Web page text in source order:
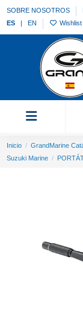
SOBRE NOSOTROS
ES
EN Wishlist
Inicio GrandMarine
Suzuki Marine